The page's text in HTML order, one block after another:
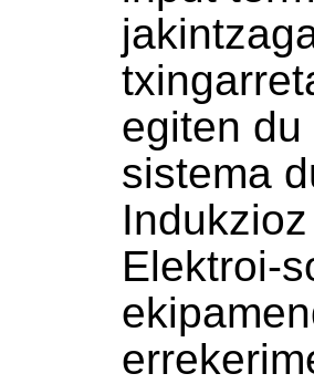
egiten
sistema
Elektroi-